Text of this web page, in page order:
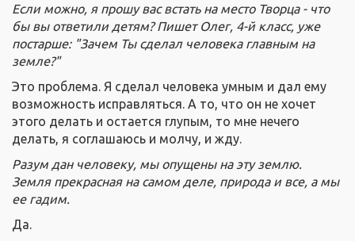
Если можно, я прошу вас встать на место Творца - что
бы вы ответили детям? Пишет Олег, 4-й класс, уже
постарше: "Зачем Ты сделал человека главным на
земле?"
Это проблема. Я сделал человека умным и дал ему
возможность исправляться. А то, что он не хочет
этого делать и остается глупым, то мне нечего
делать, я соглашаюсь и молчу, и жду.
Разум дан человеку, мы опущены на эту землю.
Земля прекрасная на самом деле, природа и все, а мы
ее гадим.
Да.